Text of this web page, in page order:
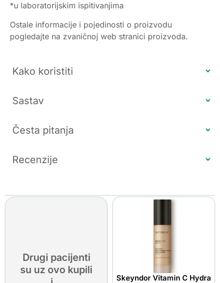
*u laboratorijskim ispitivanjima
Ostale informacije i pojedinosti o proizvodu
pogledajte na zvaničnoj web stranici proizvoda.
Kako koristiti
Sastav
Česta pitanja
Recenzije
Drugi pacijenti
su uz ovo kupili
Skeyndor Vitamin C Hydra